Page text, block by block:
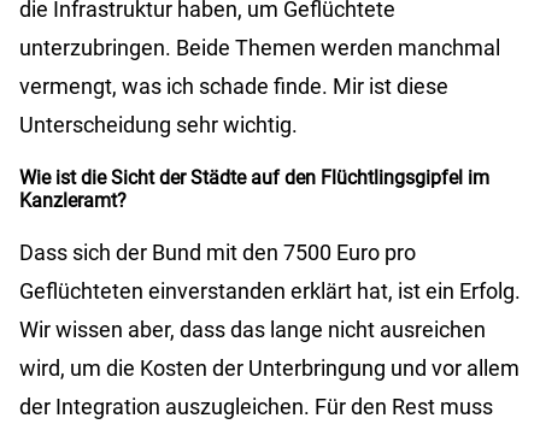
die Infrastruktur haben, um Geflüchtete
unterzubringen. Beide Themen werden manchmal
vermengt, was ich schade finde. Mir ist diese
Unterscheidung sehr wichtig.
Wie ist die Sicht der Städte auf den Flüchtlingsgipfel im
Kanzleramt?
Dass sich der Bund mit den 7500 Euro pro
Geflüchteten einverstanden erklärt hat, ist ein Erfolg.
Wir wissen aber, dass das lange nicht ausreichen
wird, um die Kosten der Unterbringung und vor allem
der Integration auszugleichen. Für den Rest muss